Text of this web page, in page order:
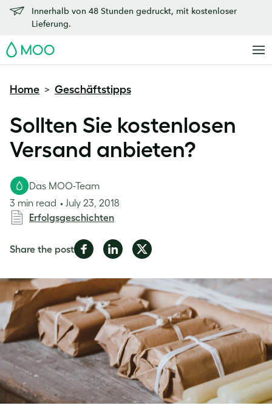
Innerhalb von 48 Stunden gedruckt, mit kostenloser
Lieferung.
MOO
Home > Geschäftstipps
Sollten Sie kostenlosen
Versand anbieten?
Das MOO-Team
3 min read
July 23, 2018
Erfolgsgeschichten
Share the postShare
Facebook
Share
LinkedIn
Share
Twitter